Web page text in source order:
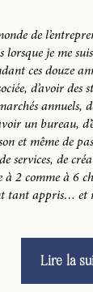
de
lorsque je me
ces douze
d’avoir des
annuels,
un bureau,
et même de
services, de
à 2 comme à 6
tant appris… et
Lire la